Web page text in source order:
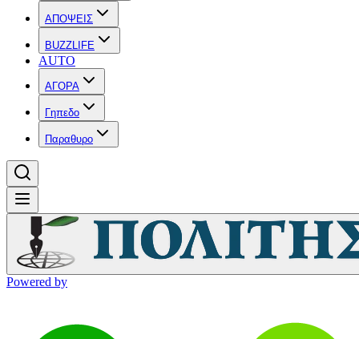
ΑΠΟΨΕΙΣ
BUZZLIFE
AUTO
ΑΓΟΡΑ
Γηπεδο
Παραθυρο
Powered by